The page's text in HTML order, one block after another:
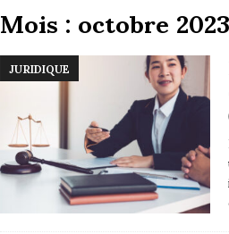
Mois :octobre 2023
JURIDIQUE